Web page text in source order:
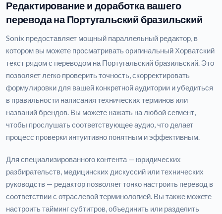
Редактирование и доработка вашего
перевода на Португальский бразильский
Sonix предоставляет мощный параллельный редактор, в
котором вы можете просматривать оригинальный Хорватский
текст рядом с переводом на Португальский бразильский. Это
позволяет легко проверить точность, скорректировать
формулировки для вашей конкретной аудитории и убедиться
в правильности написания технических терминов или
названий брендов. Вы можете нажать на любой сегмент,
чтобы прослушать соответствующее аудио, что делает
процесс проверки интуитивно понятным и эффективным.
Для специализированного контента — юридических
разбирательств, медицинских дискуссий или технических
руководств — редактор позволяет тонко настроить перевод в
соответствии с отраслевой терминологией. Вы также можете
настроить тайминг субтитров, объединить или разделить